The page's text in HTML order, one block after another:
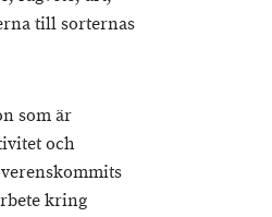
till sorternas
som är
och
kring